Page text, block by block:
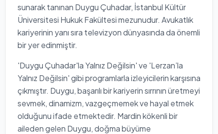
sunarak tanınan Duygu Çuhadar, İstanbul Kültür
Üniversitesi Hukuk Fakültesi mezunudur. Avukatlık
kariyerinin yanı sıra televizyon dünyasında da önemli
bir yer edinmiştir.
'Duygu Çuhadar'la Yalnız Değilsin' ve 'Lerzan’la
Yalnız Değilsin' gibi programlarla izleyicilerin karşısına
çıkmıştır. Duygu, başarılı bir kariyerin sırrının üretmeyi
sevmek, dinamizm, vazgeçmemek ve hayal etmek
olduğunu ifade etmektedir. Mardin kökenli bir
aileden gelen Duygu, doğma büyüme